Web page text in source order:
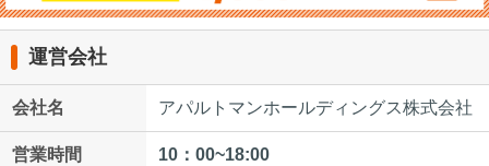
運営会社
会社名 アパルトマンホールディングス株式会社
営業時間 10：00~18:00